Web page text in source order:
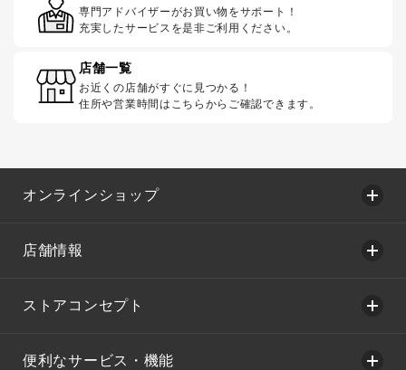
専門アドバイザーがお買い物をサポート！
充実したサービスを是非ご利用ください。
店舗一覧
お近くの店舗がすぐに見つかる！
住所や営業時間はこちらからご確認できます。
オンラインショップ
店舗情報
ストアコンセプト
便利なサービス・機能